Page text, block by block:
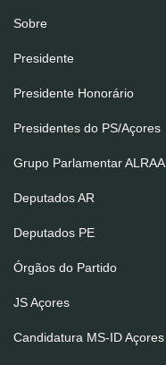
Sobre
Presidente
Presidente Honorário
Presidentes do PS/Açores
Grupo Parlamentar ALRAA
Deputados AR
Deputados PE
Órgãos do Partido
JS Açores
Candidatura MS-ID Açores